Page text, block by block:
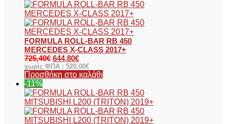
FORMULA ROLL-BAR RB 450
MERCEDES X-CLASS 2017+
725,40€ 644,80€
χωρίς ΦΠΑ : 520,00€
Προσθήκη στο καλάθι
-11%